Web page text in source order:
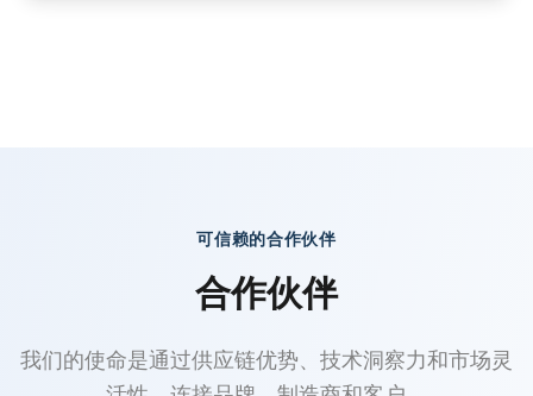
可信赖的合作伙伴
合作伙伴
我们的使命是通过供应链优势、技术洞察力和市场灵